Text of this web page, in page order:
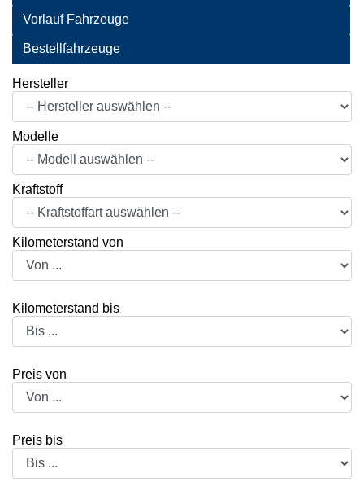
Vorlauf Fahrzeuge
Bestellfahrzeuge
Hersteller
Modelle
Kraftstoff
Kilometerstand von
Kilometerstand bis
Preis von
Preis bis